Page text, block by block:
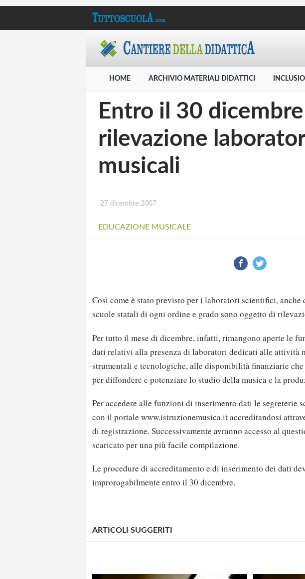
HOME ARCHIVIO MATERIALI DIDATTICI
Entro il 30
rilevazione
musicali
27 dicembre 2007
EDUCAZIONE MUSICALE
Così come è stato previsto per i laboratori scientifici,
scuole statali di ogni ordine e grado sono oggetto di
Per tutto il mese di dicembre, infatti, rimangono aperte le
dati relativi alla presenza di laboratori dedicati alle attività
strumentali e tecnologiche, alle disponibilità finanziarie
per diffondere e potenziare lo studio della musica e la
Per accedere alle funzioni di inserimento dati le segreterie
con il portale www.istruzionemusica.it accreditandosi
di registrazione. Successivamente avranno accesso al
scaricato per una più facile compilazione.
Le procedure di accreditamento e di inserimento dei dati
improrogabilmente entro il 30 dicembre.
ARTICOLI SUGGERITI